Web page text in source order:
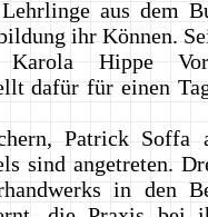
aus dem
ihr Können.
Hippe
dafür für einen
Patrick Soffa
sind angetreten.
in den